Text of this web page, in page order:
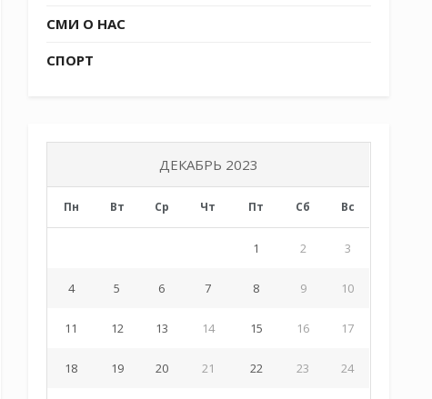
СМИ О НАС
СПОРТ
ДЕКАБРЬ 2023
Пн Вт Ср Чт Пт Сб Вс
1 2 3
4 5 6 7 8 9 10
11 12 13 14 15 16 17
18 19 20 21 22 23 24